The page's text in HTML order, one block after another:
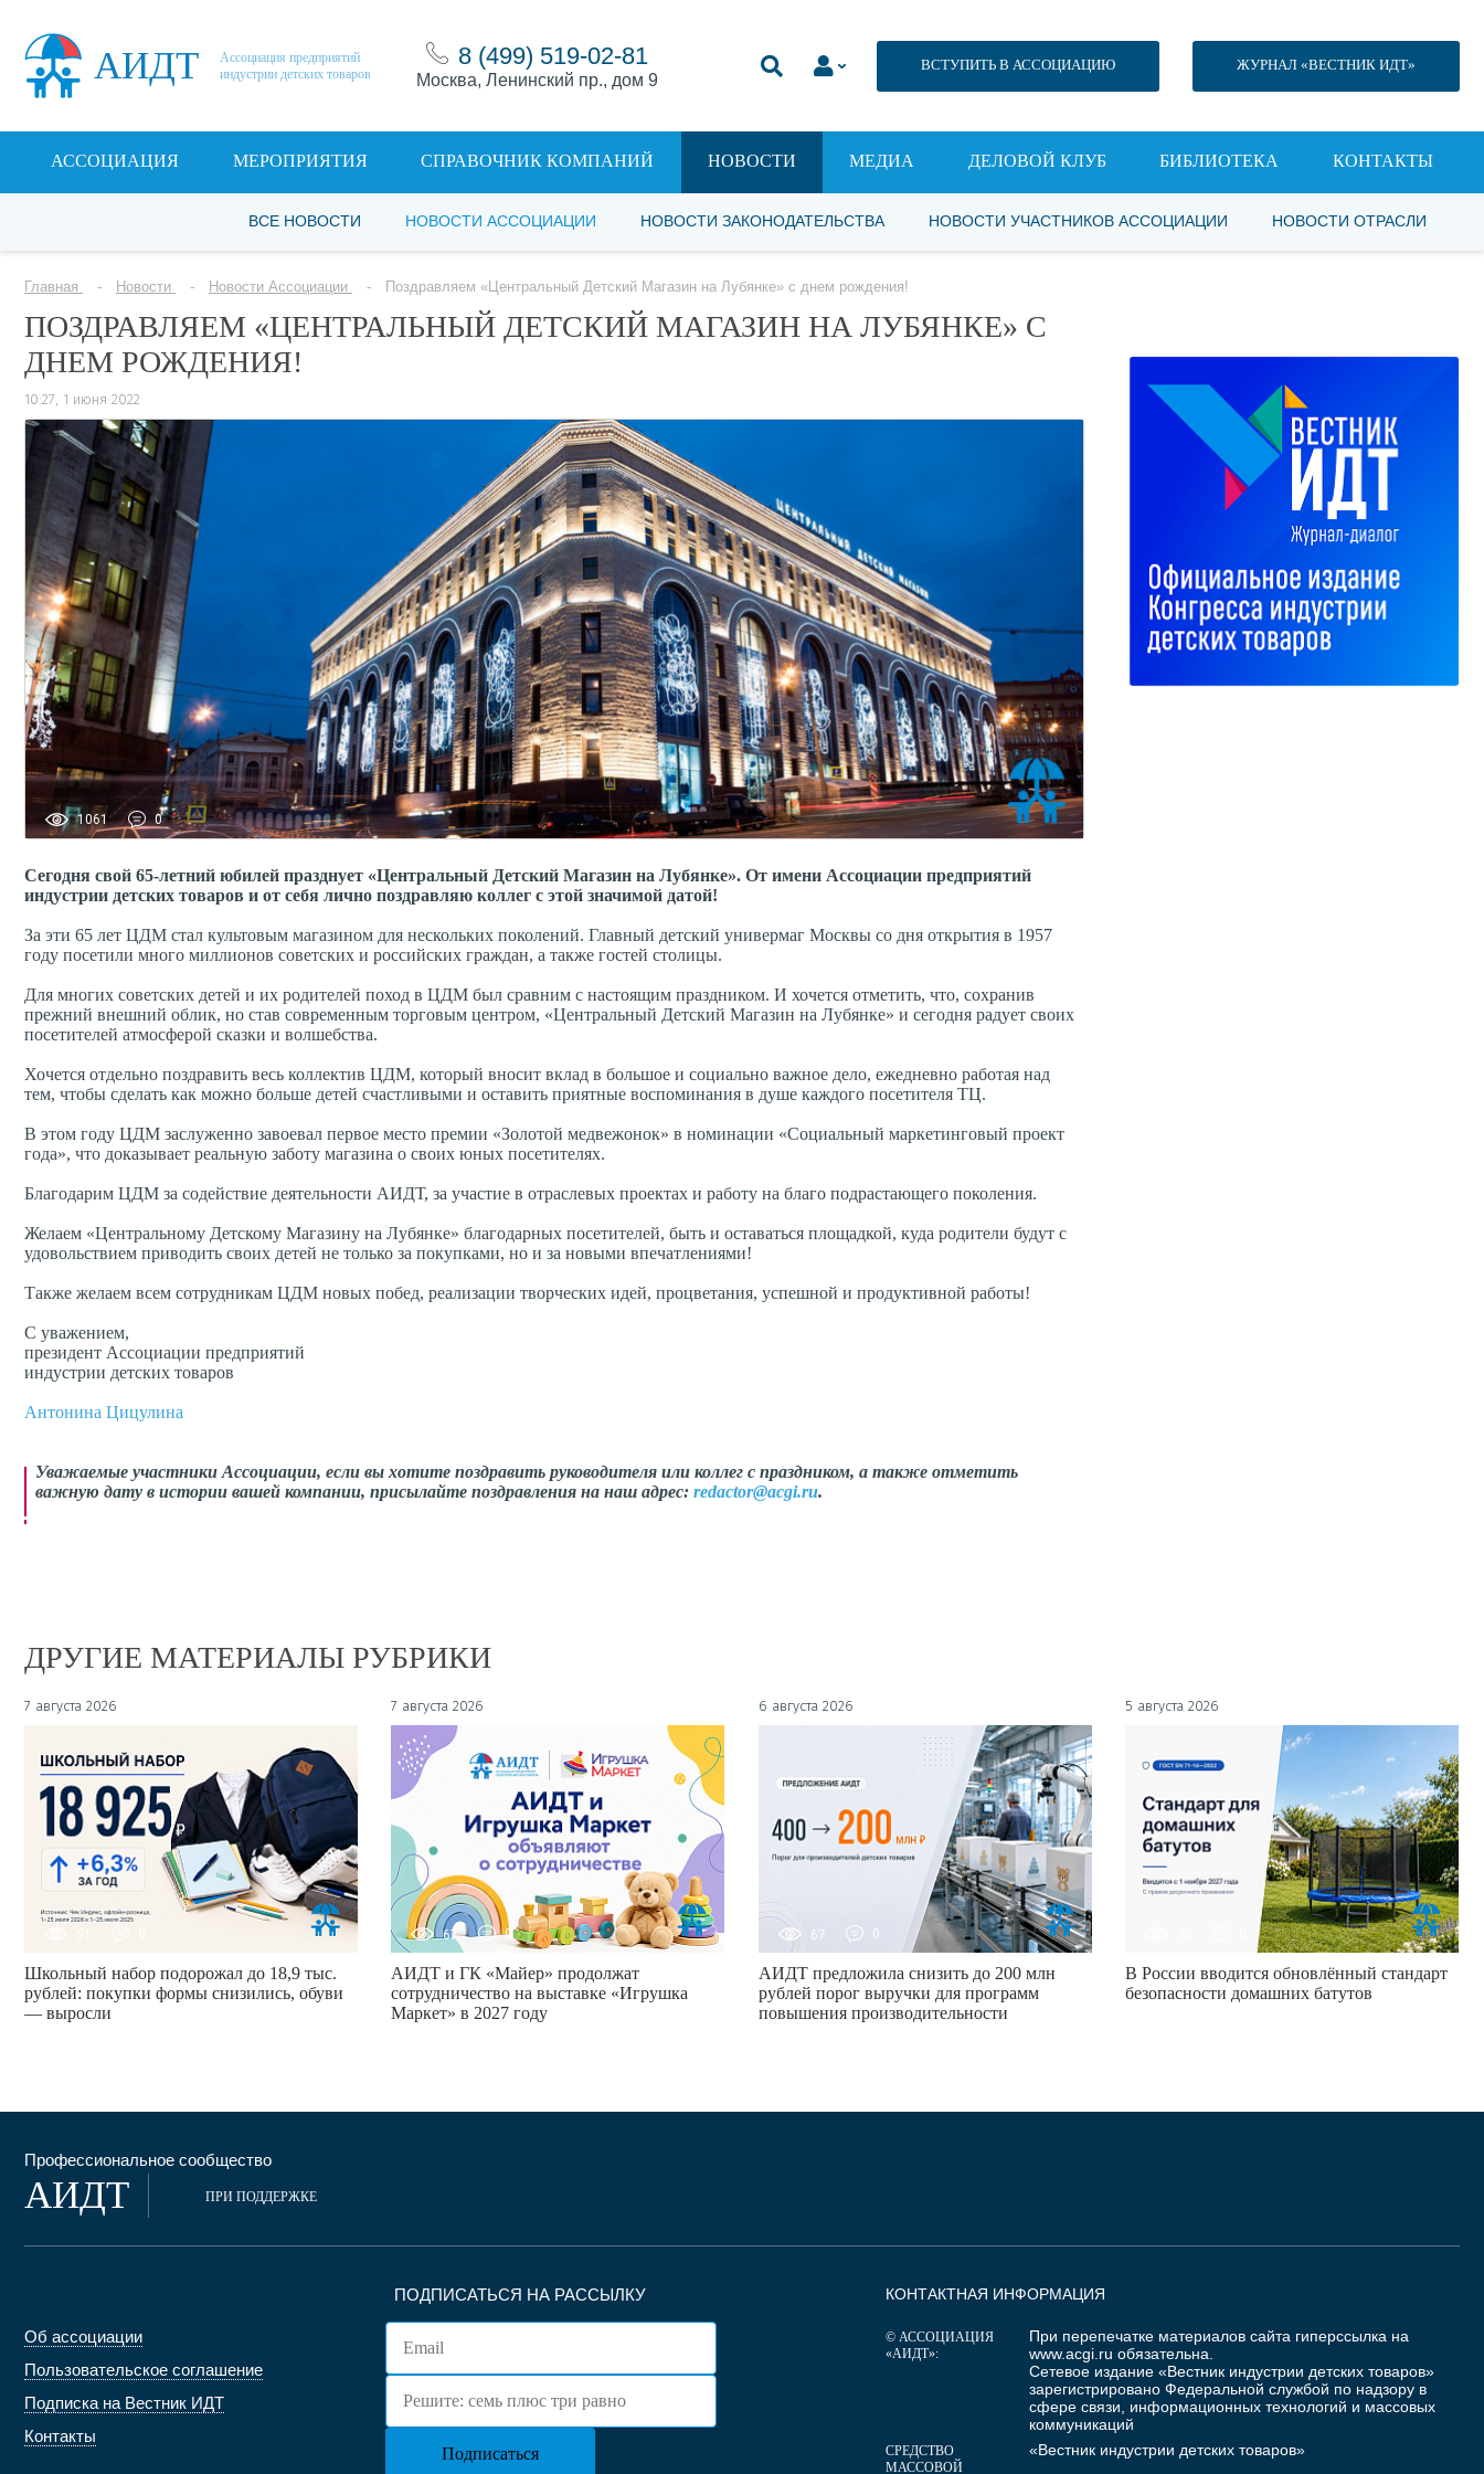
АИДТ
Ассоциация предприятий
индустрии детских товаров
8 (499) 519-02-81
Москва, Ленинский пр., дом 9
ВСТУПИТЬ В АССОЦИАЦИЮ ЖУРНАЛ «ВЕСТНИК ИДТ»
АССОЦИАЦИЯ МЕРОПРИЯТИЯ СПРАВОЧНИК КОМПАНИЙ НОВОСТИ МЕДИА ДЕЛОВОЙ КЛУБ БИБЛИОТЕКА КОНТАКТЫ
ВСЕ НОВОСТИ НОВОСТИ АССОЦИАЦИИ НОВОСТИ ЗАКОНОДАТЕЛЬСТВА НОВОСТИ УЧАСТНИКОВ АССОЦИАЦИИ НОВОСТИ ОТРАСЛИ
Главная Новости Новости Ассоциации Поздравляем «Центральный Детский Магазин на Лубянке» с днем рождения!
ПОЗДРАВЛЯЕМ «ЦЕНТРАЛЬНЫЙ ДЕТСКИЙ МАГАЗИН НА ЛУБЯНКЕ» С
ДНЕМ РОЖДЕНИЯ!
10:27, 1 июня 2022
1061 0
Сегодня свой 65-летний юбилей празднует «Центральный Детский Магазин на Лубянке». От имени Ассоциации предприятий
индустрии детских товаров и от себя лично поздравляю коллег с этой значимой датой!
За эти 65 лет ЦДМ стал культовым магазином для нескольких поколений. Главный детский универмаг Москвы со дня открытия в 1957
году посетили много миллионов советских и российских граждан, а также гостей столицы.
Для многих советских детей и их родителей поход в ЦДМ был сравним с настоящим праздником. И хочется отметить, что, сохранив
прежний внешний облик, но став современным торговым центром, «Центральный Детский Магазин на Лубянке» и сегодня радует своих
посетителей атмосферой сказки и волшебства.
Хочется отдельно поздравить весь коллектив ЦДМ, который вносит вклад в большое и социально важное дело, ежедневно работая над
тем, чтобы сделать как можно больше детей счастливыми и оставить приятные воспоминания в душе каждого посетителя ТЦ.
В этом году ЦДМ заслуженно завоевал первое место премии «Золотой медвежонок» в номинации «Социальный маркетинговый проект
года», что доказывает реальную заботу магазина о своих юных посетителях.
Благодарим ЦДМ за содействие деятельности АИДТ, за участие в отраслевых проектах и работу на благо подрастающего поколения.
Желаем «Центральному Детскому Магазину на Лубянке» благодарных посетителей, быть и оставаться площадкой, куда родители будут с
удовольствием приводить своих детей не только за покупками, но и за новыми впечатлениями!
Также желаем всем сотрудникам ЦДМ новых побед, реализации творческих идей, процветания, успешной и продуктивной работы!
С уважением,
президент Ассоциации предприятий
индустрии детских товаров
Антонина Цицулина
Уважаемые участники Ассоциации, если вы хотите поздравить руководителя или коллег с праздником, а также отметить
важную дату в истории вашей компании, присылайте поздравления на наш адрес: redactor@acgi.ru.
ДРУГИЕ МАТЕРИАЛЫ РУБРИКИ
7 августа 2026
Школьный набор подорожал до 18,9 тыс.
рублей: покупки формы снизились, обуви
— выросли
7 августа 2026
67 0
АИДТ и ГК «Майер» продолжат
сотрудничество на выставке «Игрушка
Маркет» в 2027 году
6 августа 2026
67 0
АИДТ предложила снизить до 200 млн
рублей порог выручки для программ
повышения производительности
5 августа 2026
В России вводится обновлённый стандарт
безопасности домашних батутов
Профессиональное сообщество
АИДТ ПРИ ПОДДЕРЖКЕ
Об ассоциации
Пользовательское соглашение
Подписка на Вестник ИДТ
Контакты
ПОДПИСАТЬСЯ НА РАССЫЛКУ КОНТАКТНАЯ ИНФОРМАЦИЯ
© АССОЦИАЦИЯ
«АИДТ»:
При перепечатке материалов сайта гиперссылка на
www.acgi.ru обязательна.
Сетевое издание «Вестник индустрии детских товаров»
зарегистрировано Федеральной службой по надзору в
сфере связи, информационных технологий и массовых
коммуникаций
СРЕДСТВО
МАССОВОЙ
«Вестник индустрии детских товаров»